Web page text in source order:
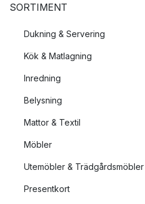
SORTIMENT
Dukning & Servering
Kök & Matlagning
Inredning
Belysning
Mattor & Textil
Möbler
Utemöbler & Trädgårdsmöbler
Presentkort